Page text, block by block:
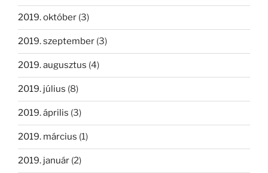
2019. október (3)
2019. szeptember (3)
2019. augusztus (4)
2019. július (8)
2019. április (3)
2019. március (1)
2019. január (2)